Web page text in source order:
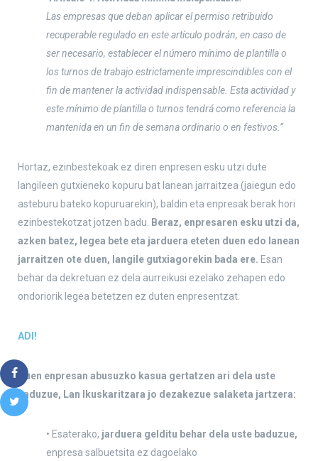
Las empresas que deban aplicar el permiso retribuido
recuperable regulado en este artículo podrán, en caso de
ser necesario, establecer el número mínimo de plantilla o
los turnos de trabajo estrictamente imprescindibles con el
fin de mantener la actividad indispensable. Esta actividad y
este mínimo de plantilla o turnos tendrá como referencia la
mantenida en un fin de semana ordinario o en festivos.”
Hortaz, ezinbestekoak ez diren enpresen esku utzi dute
langileen gutxieneko kopuru bat lanean jarraitzea (jaiegun edo
asteburu bateko kopuruarekin), baldin eta enpresak berak hori
ezinbestekotzat jotzen badu. Beraz, enpresaren esku utzi da,
azken batez, legea bete eta jarduera eteten duen edo lanean
jarraitzen ote duen, langile gutxiagorekin bada ere. Esan
behar da dekretuan ez dela aurreikusi ezelako zehapen edo
ondoriorik legea betetzen ez duten enpresentzat.
ADI!
Zuen enpresan abusuzko kasua gertatzen ari dela uste
baduzue, Lan Ikuskaritzara jo dezakezue salaketa jartzera:
• Esaterako, jarduera gelditu behar dela uste baduzue,
enpresa salbuetsita ez dagoelako